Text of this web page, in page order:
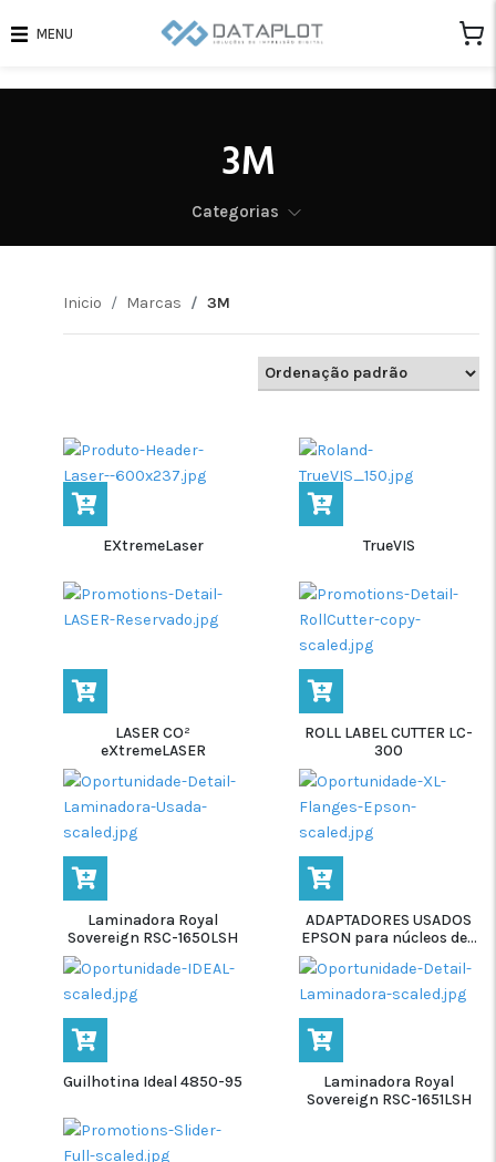
MENU
3M
Categorias
Inicio Marcas 3M
EXtremeLaser TrueVIS
LASER CO²
eXtremeLASER
ROLL LABEL CUTTER LC-
300
Laminadora Royal
Sovereign RSC-1650LSH
ADAPTADORES USADOS
EPSON para núcleos de...
Guilhotina Ideal 4850-95
Laminadora Royal
Sovereign RSC-1651LSH